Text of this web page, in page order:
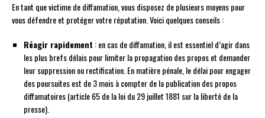
En tant que victime de diffamation, vous disposez de plusieurs moyens pour
vous défendre et protéger votre réputation. Voici quelques conseils :
Réagir rapidement : en cas de diffamation, il est essentiel d’agir dans
les plus brefs délais pour limiter la propagation des propos et demander
leur suppression ou rectification. En matière pénale, le délai pour engager
des poursuites est de 3 mois à compter de la publication des propos
diffamatoires (article 65 de la loi du 29 juillet 1881 sur la liberté de la
presse).